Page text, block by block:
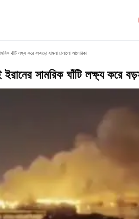
ঘাঁটি লক্ষ্য করে বড়সড়ো হামলা চালালো আমেরিকা
সামরিক ঘাঁটি লক্ষ্য করে